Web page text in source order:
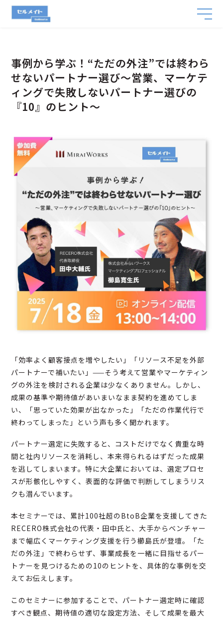
事例から学ぶ！“ただの外注”では終わら
せないパートナー選び～営業、マーケテ
ィングで失敗しないパートナー選びの
『10』のヒント～
「効率よく顧客接点を増やしたい」「リソース不足を外部
パートナーで補いたい」——そう考えて営業やマーケティン
グの外注を検討される企業は少なくありません。しかし、
成果の基準や期待値があいまいなまま契約を進めてしま
い、「思っていた効果が出なかった」「ただの作業代行で
終わってしまった」という声も多く聞かれます。
パートナー選定に失敗すると、コストだけでなく貴重な時
間と社内リソースを消耗し、本来得られるはずだった成果
を逃してしまいます。特に大企業においては、選定プロセ
スが形骸化しやすく、表面的な評価で判断してしまうリス
クも潜んでいます。
本セミナーでは、累計100社超のBtoB企業を支援してきた
RECERO株式会社の代表・田中氏と、大手からベンチャー
まで幅広くマーケティング支援を行う櫛島氏が登壇。「た
だの外注」で終わらせず、事業成長を一緒に目指せるパー
トナーを見つけるための10のヒントを、具体的な事例を交
えてお伝えします。
このセミナーに参加することで、パートナー選定時に確認
すべき観点、期待値の適切な設定方法、そして成果を最大